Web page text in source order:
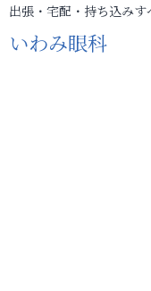
出張・宅配・持ち込みす
いわみ眼科